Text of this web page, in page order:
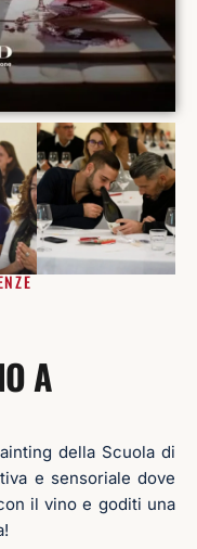
A
della Scuola di
e sensoriale dove
il vino e goditi una